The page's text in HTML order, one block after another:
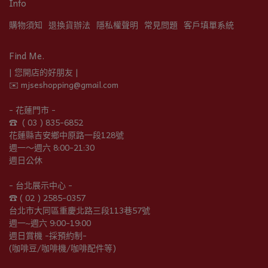
Info
購物須知 退換貨辦法 隱私權聲明 常見問題 客戶填單系統
Find Me.
| 您開店的好朋友 |
✉️ mjseshopping@gmail.com
- 花蓮門市 -
☎︎  ( 03 ) 835-6852
花蓮縣吉安鄉中原路一段128號
週一～週六 8:00-21:30
週日公休
- 台北展示中心 -
☎︎ ( 02 ) 2585-0357
台北市大同區重慶北路三段113巷57號
週一~週六 9:00-19:00
週日賞機 -採預約制-
(咖啡豆/咖啡機/咖啡配件等)